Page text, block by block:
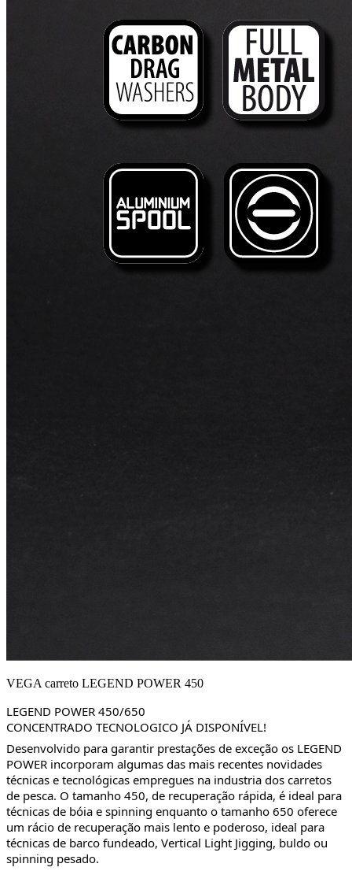
VEGA carreto LEGEND POWER 450
LEGEND POWER 450/650
CONCENTRADO TECNOLOGICO JÁ DISPONÍVEL!
Desenvolvido para garantir prestações de exceção os LEGEND
POWER incorporam algumas das mais recentes novidades
técnicas e tecnológicas empregues na industria dos carretos
de pesca. O tamanho 450, de recuperação rápida, é ideal para
técnicas de bóia e spinning enquanto o tamanho 650 oferece
um rácio de recuperação mais lento e poderoso, ideal para
técnicas de barco fundeado, Vertical Light Jigging, buldo ou
spinning pesado.